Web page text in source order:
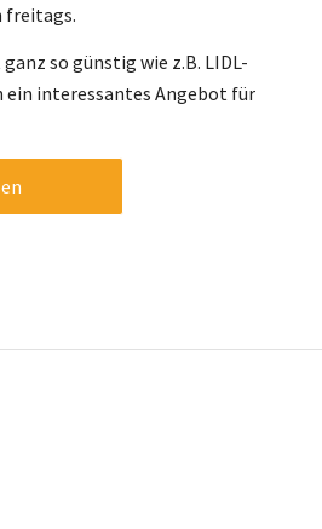
freitags.
so günstig wie z.B. LIDL-
ein interessantes Angebot für